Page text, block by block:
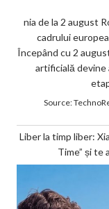
nia de la 2 august
cadrului
Începând cu 2
artificială devine
Source:
Liber la timp liber:
Time” și te